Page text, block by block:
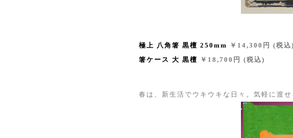
極上 八角箸 黒檀 250mm
￥14,300円 (税込)
箸ケース 大 黒檀 ￥18,700円 (税込)
春は、新生活でウキウキな日々。気軽に渡